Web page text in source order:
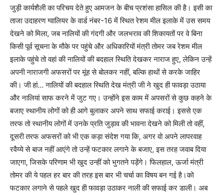
जुड़ी कार्यशैली का परिचय देते हुए आमजन के बीच प्रशंसा हासिल की है। इसी का
ताजा उदाहरण ग्वालियर के वार्ड नंबर-16 में स्थित रेशम मील इलाके में उस समय
देखने को मिला, जब नालियों की गंदगी और जलभराव की शिकायतों पर वे बिना
किसी पूर्व सूचना के मौके पर पहुंचे और अधिकारियों मंत्री तोमर जब रेशम मील
इलाके पहुंचे तो वहां की नालियों की बदहाल स्थिति देखकर नाराज हुए, लेकिन उन्हें
अपनी नाराजगी अफसरों पर मूंह से बोलकर नहीं, बल्कि हाथों से करके जाहिर
की। जी हां… नालियों की बदहाल स्थिति देख मंत्री जी ने खुद ही फावड़ा उठाया
और नालियां साफ करने में जुट गए। उन्होंने इस काम में अपसरों से कुछ कहने के
बजाए स्थानीय लोगों को ही आगे बुलाकर अपने साथ सफाई कराई। इससे एक
तरफ तो स्थानीय लोगों में उनके प्रति जुड़ाव की भावना देखने को मिली तो वहीं,
दूसरी तरफ अफसरों को भी एक कड़ा संदेश गया कि, अगर वो अपने लापरवाह
रवैय्ये से बाज नहीं आएंगे तो उन्हें फटकार लगाने के बजाए, इस तरह जवाब दिया
जाएगा, जिसके परिणाम भी खुद उन्हीं को भुगतने पड़ेंगे। फिलहाल, ऊर्जा मंत्री
तोमर की ये पहल हर बार की तरह इस बार भी चर्चा का विषय बन गई है।को
फटकार लगाने से पहले खुद ही फावड़ा उठाकर नाली की सफाई कर डाली। अब